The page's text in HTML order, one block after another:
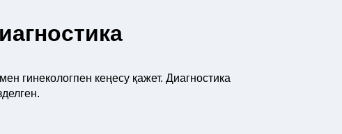
гинекологпен кеңесу қажет. Диагностика